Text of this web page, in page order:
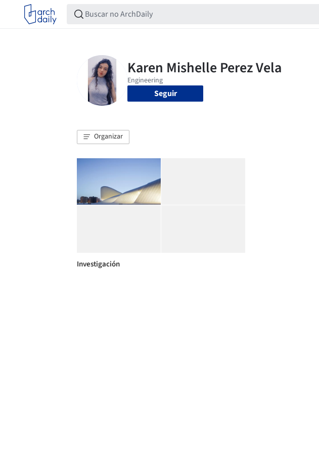
Seguir
Organizar
Investigación